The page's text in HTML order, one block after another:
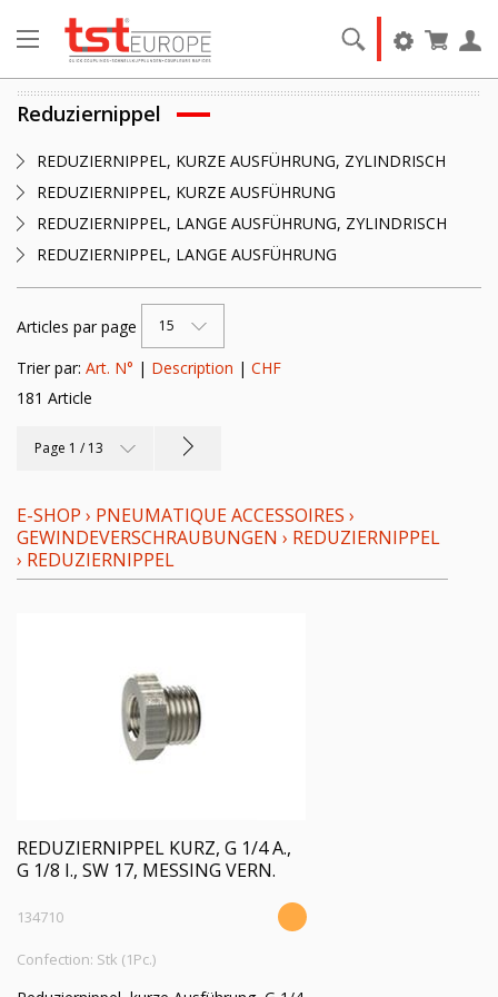
Reduziernippel
REDUZIERNIPPEL, KURZE AUSFÜHRUNG, ZYLINDRISCH
REDUZIERNIPPEL, KURZE AUSFÜHRUNG
REDUZIERNIPPEL, LANGE AUSFÜHRUNG, ZYLINDRISCH
REDUZIERNIPPEL, LANGE AUSFÜHRUNG
Articles par page 15
Trier par: Art. N° | Description | CHF
181 Article
Page 1 / 13
E-SHOP › PNEUMATIQUE ACCESSOIRES ›
GEWINDEVERSCHRAUBUNGEN › REDUZIERNIPPEL
› REDUZIERNIPPEL
REDUZIERNIPPEL KURZ, G 1/4 A.,
G 1/8 I., SW 17, MESSING VERN.
134710
Confection: Stk (1Pc.)